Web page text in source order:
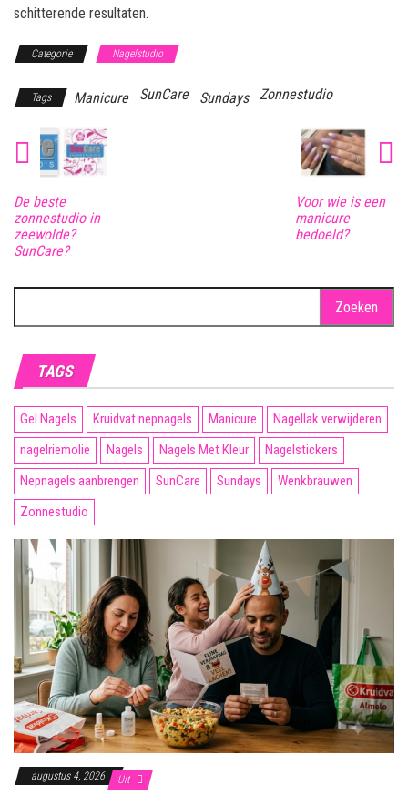
schitterende resultaten.
Categorie Nagelstudio
Tags Manicure SunCare Sundays Zonnestudio
De beste
zonnestudio in
zeewolde?
SunCare?
Voor wie is een
manicure
bedoeld?
naar:
TAGS
Gel Nagels Kruidvat nepnagels Manicure
Nagellak verwijderen
nagelriemolie
Nagels Nagels Met Kleur
Nagelstickers
Nepnagels aanbrengen
SunCare Sundays
Wenkbrauwen
Zonnestudio
augustus 4, 2026 Uit